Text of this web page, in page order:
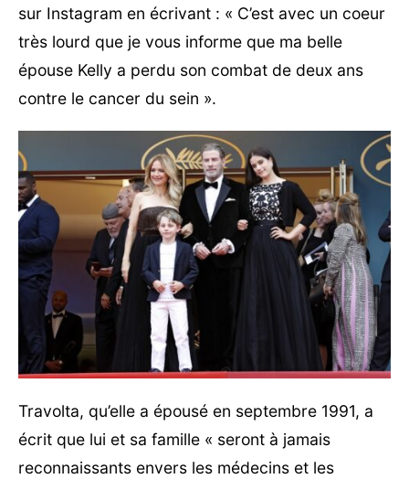
sur Instagram en écrivant : « C’est avec un coeur
très lourd que je vous informe que ma belle
épouse Kelly a perdu son combat de deux ans
contre le cancer du sein ».
Travolta, qu’elle a épousé en septembre 1991, a
écrit que lui et sa famille « seront à jamais
reconnaissants envers les médecins et les